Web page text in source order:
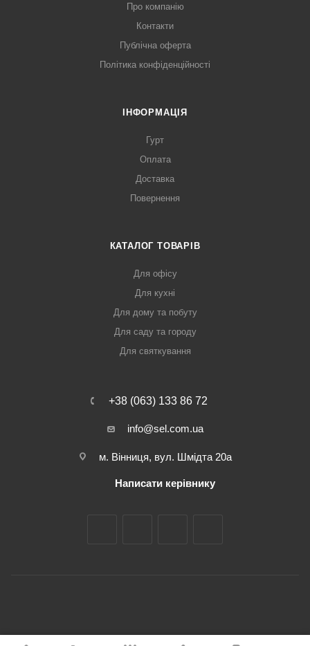
Про компанію
Контакти
Публічна оферта
Політика конфіденційності
ІНФОРМАЦІЯ
Гурт
Оплата
Доставка
Повернення
КАТАЛОГ ТОВАРІВ
Для офісу
Для кухні
Для дому та побуту
Для саду та городу
Для святкування
+38 (063) 133 86 72
info@sel.com.ua
м. Вінниця, вул. Шмідта 20а
Написати керівнику